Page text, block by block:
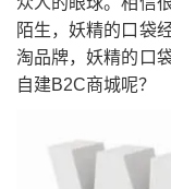
陌生，妖精的口袋
淘品牌，妖精的口
自建B2C商城呢？